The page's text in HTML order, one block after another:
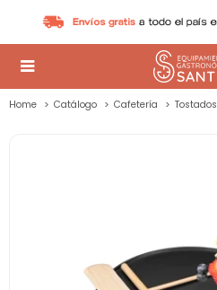

Home Catálogo Cafetería Tostados